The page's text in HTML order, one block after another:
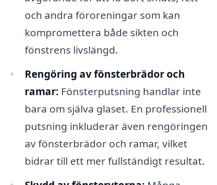
och andra föroreningar som kan
kompromettera både sikten och
fönstrens livslängd.
Rengöring av fönsterbrädor och
ramar: Fönsterputsning handlar inte
bara om själva glaset. En professionell
putsning inkluderar även rengöringen
av fönsterbrädor och ramar, vilket
bidrar till ett mer fullständigt resultat.